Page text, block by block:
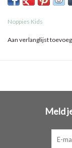
Noppies Kids
Aan verlanglijst
Meld